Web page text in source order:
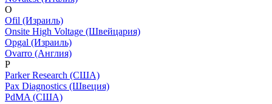
O
Ofil (Израиль)
Onsite High Voltage (Швейцария)
Opgal (Израиль)
Ovarro (Англия)
P
Parker Research (США)
Pax Diagnostics (Швеция)
PdMA (США)